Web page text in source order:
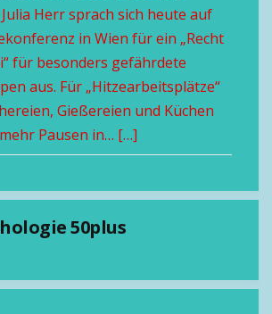
Herr sprach sich heute auf
in Wien für ein „Recht
für besonders gefährdete
aus. Für „Hitzearbeitsplätze“
Gießereien und Küchen
Pausen in… […]
50plus